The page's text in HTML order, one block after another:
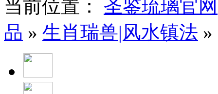
当前位置：
圣鉴琉璃官网
品 » 生肖瑞兽|风水镇法 »